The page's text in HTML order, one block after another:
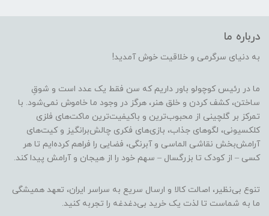
درباره ما
به دنیای سرگرمی و خلاقیت خوش آمدید!
ما در رئیس کوچولو باور داریم که سن فقط یک عدد است و شوقِ
ساختن، کشف کردن و خلق هنر، هرگز در وجود ما خاموش نمی‌شود. با
تمرکز بر گلچینی از محبوب‌ترین و باکیفیت‌ترین ماکت‌های فلزی
کلکسیونی، لگوهای جذاب، بازی‌های فکری چالش‌برانگیز و کیت‌های
آرامش‌بخش نقاشی الماسی و آبرنگی، فضایی را فراهم کرده‌ایم تا هر
کسی – از کودک تا بزرگسال – سهم خود را از هیجان و آرامش پیدا کند.
تنوع بی‌نظیر، اصالت کالا و ارسال سریع به سراسر ایران، تعهد همیشگی
ما به شماست تا لذت یک خرید بی‌دغدغه را تجربه کنید.